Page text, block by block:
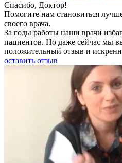
Спаcибо, Доктор!
Помогите нам становиться
своего врача.
За годы работы наши врачи
пациентов. Но даже сейчас мы
положительный отзыв и
оставить отзыв